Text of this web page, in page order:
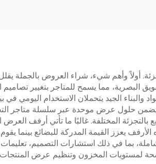
أولاً وأهم شيء، شراء العروض بالجملة
البصرية، مما يسمح للمتاجر بتغيير تصاميم
الجيد يتحملان الاستخدام اليومي في
يضمن حلول عرض موحدة عبر سلسلة متاجر
المختلفة. غالبًا ما تأتي أرفف العرض
الأرفف يعزز القيمة المدركة للبضائع بينما
بما في ذلك استشارات التصميم، تعليمات
لمستويات المخزون وتنظيم عرض